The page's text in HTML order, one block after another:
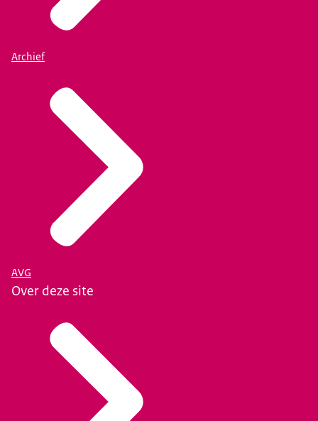
Archief
AVG
Over deze site